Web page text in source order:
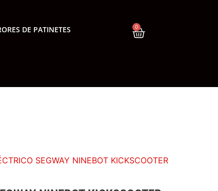
DE PATINETES 0
SEGWAY NINEBOT KICKSCOOTER